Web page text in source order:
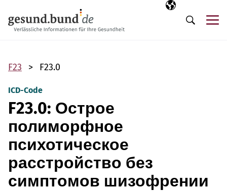
Выбранный
RU
Поиск
F23 F23.0
ICD-Code
F23.0: Острое
полиморфное
психотическое
расстройство без
симптомов шизофрении